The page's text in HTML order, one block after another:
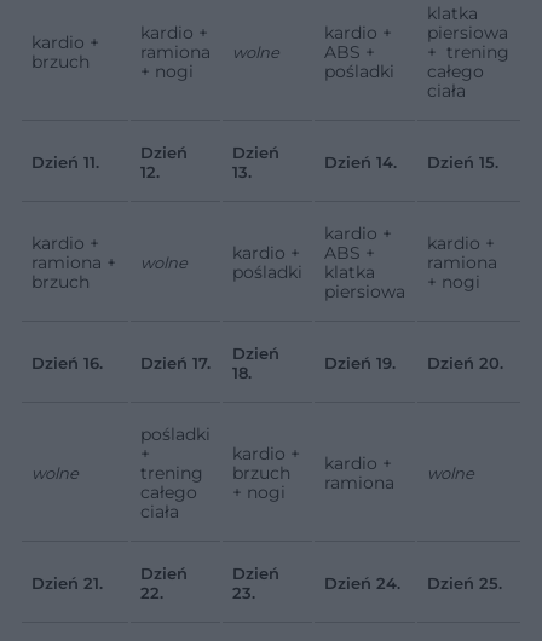
kardio +
brzuch
kardio +
ramiona
+ nogi
wolne
kardio +
ABS +
pośladki
klatka
piersiowa
+ trening
całego
ciała
Dzień 11.
Dzień
12.
Dzień
13.
Dzień 14. Dzień 15.
kardio +
ramiona +
brzuch
wolne
kardio +
pośladki
kardio +
ABS +
klatka
piersiowa
kardio +
ramiona
+ nogi
Dzień 16. Dzień 17.
Dzień
18.
Dzień 19. Dzień 20.
wolne
pośladki
+
trening
całego
ciała
kardio +
brzuch
+ nogi
kardio +
ramiona
wolne
Dzień 21.
Dzień
22.
Dzień
23.
Dzień 24. Dzień 25.